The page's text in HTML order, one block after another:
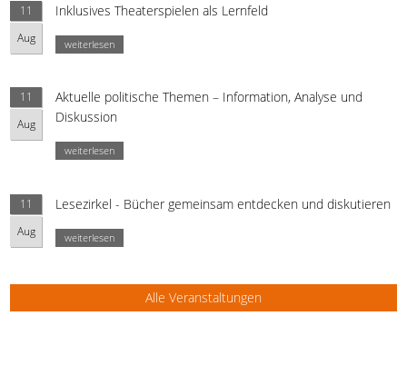
11
Aug
Inklusives Theaterspielen als Lernfeld
weiterlesen
11
Aug
Aktuelle politische Themen – Information, Analyse und
Diskussion
weiterlesen
11
Aug
Lesezirkel - Bücher gemeinsam entdecken und diskutieren
weiterlesen
Alle Veranstaltungen